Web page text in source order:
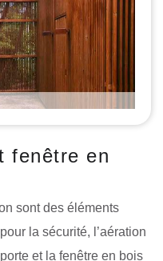
fenêtre en
sont des éléments
la sécurité, l’aération
et la fenêtre en bois